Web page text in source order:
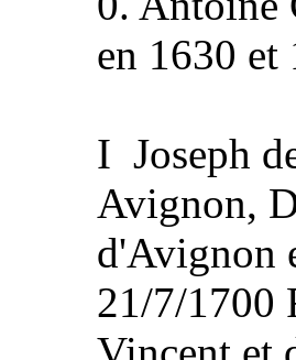
en 1630 et
I Joseph
Avignon,
d'Avignon
21/7/1700